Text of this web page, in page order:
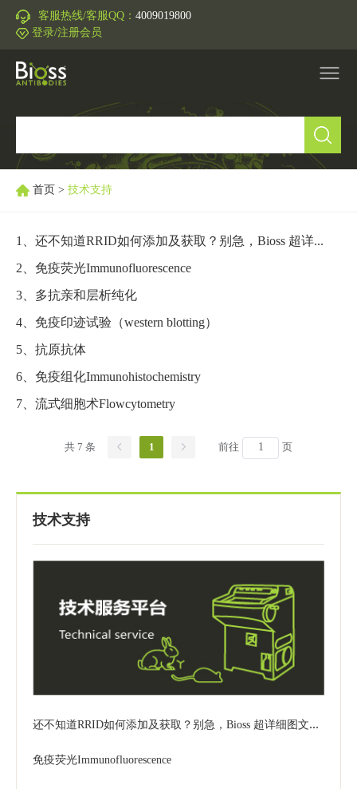
客服热线/客服QQ： 4009019800
登录/注册会员
促销活动
技术支持
首页 > 技术支持
1、还不知道RRID如何添加及获取？别急，Bioss 超详细图文步骤来喽~
2、免疫荧光Immunofluorescence
3、多抗亲和层析纯化
4、免疫印迹试验（western blotting）
5、抗原抗体
6、免疫组化Immunohistochemistry
7、流式细胞术Flowcytometry
共 7 条 1 前往 页
技术支持
还不知道RRID如何添加及获取？别急，Bioss 超详细图文步骤来喽~
免疫荧光Immunofluorescence